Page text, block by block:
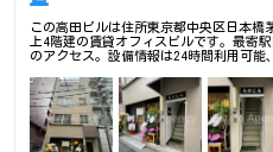
この高田ビルは住所東京都中央区日本橋
上4階建の賃貸オフィスビルです。最寄
のアクセス。設備情報は24時間利用可